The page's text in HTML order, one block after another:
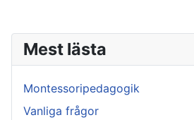
Mest lästa
Montessoripedagogik
Vanliga frågor